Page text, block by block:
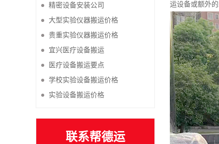
运设备或额外
精密设备安装公司
大型实验仪器搬运价格
贵重实验仪器搬运价格
宜兴医疗设备搬运
医疗设备搬运要点
学校实验设备搬运价格
实验设备搬运价格
联系帮德运